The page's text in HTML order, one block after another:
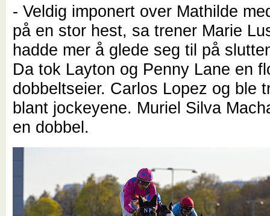
- Veldig imponert over Mathilde
på en stor hest, sa trener Marie
hadde mer å glede seg til på
Da tok Layton og Penny Lane en
dobbeltseier. Carlos Lopez og ble
blant jockeyene. Muriel Silva
en dobbel.